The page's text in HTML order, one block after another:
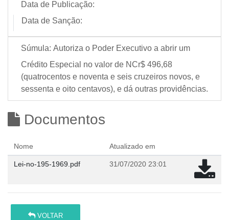
Data de Publicação:
Data de Sanção:
Súmula: Autoriza o Poder Executivo a abrir um
Crédito Especial no valor de NCr$ 496,68
(quatrocentos e noventa e seis cruzeiros novos, e
sessenta e oito centavos), e dá outras providências.
Documentos
Nome Atualizado em
Lei-no-195-1969.pdf 31/07/2020 23:01
VOLTAR